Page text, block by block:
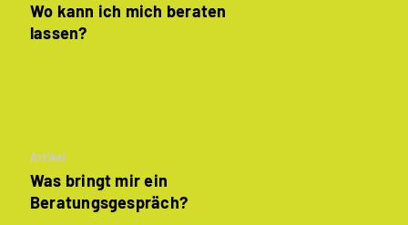
Wo kann ich mich beraten
lassen?
Artikel
Was bringt mir ein
Beratungsgespräch?